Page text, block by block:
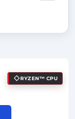
RYZEN™ CPU